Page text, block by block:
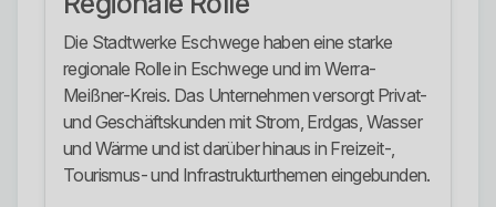
Die Stadtwerke Eschwege haben eine starke
regionale Rolle in Eschwege und im Werra-
Meißner-Kreis. Das Unternehmen versorgt Privat-
und Geschäftskunden mit Strom, Erdgas, Wasser
und Wärme und ist darüber hinaus in Freizeit-,
Tourismus- und Infrastrukturthemen eingebunden.